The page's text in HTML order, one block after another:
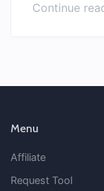
Continue
Menu
Affiliate
Request Tool